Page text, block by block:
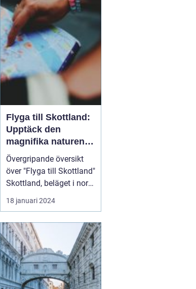
fyra väggar. Gotland står
ut som en av de mest
attr...
Flyga till Skottland:
Upptäck den
magnifika naturen
och rika historien
Övergripande översikt
över "Flyga till Skottland"
Skottland, beläget i norra
delen av Storbritannien,
har länge fascinerat
spektakulära natur,
historiska sevärdheter
och unika kultur. Att
flyga till Skottland är ett
populärt val fö...
18 januari 2024